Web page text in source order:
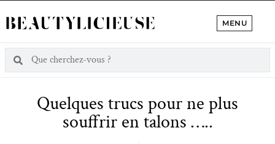
MENU
Quelques trucs pour ne plus
souffrir en talons …..